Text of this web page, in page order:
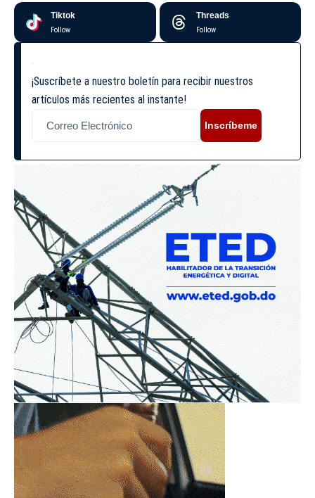
Tiktok
Follow
Threads
Follow
¡Suscríbete a nuestro boletín para recibir nuestros
artículos más recientes al instante!
Inscríbeme